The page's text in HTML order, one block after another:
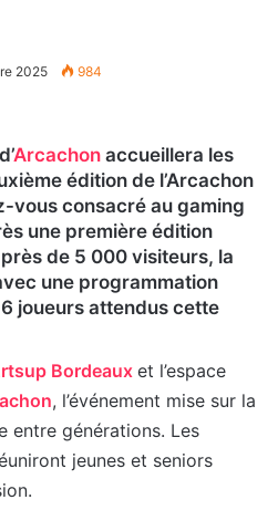
2025 984
Arcachon accueillera les
édition de l’Arcachon
vous consacré au gaming
une première édition
de 5 000 visiteurs, la
une programmation
joueurs attendus cette
Bordeauxet l’espace
, l’événement mise sur la
entre générations. Les
jeunes et seniors